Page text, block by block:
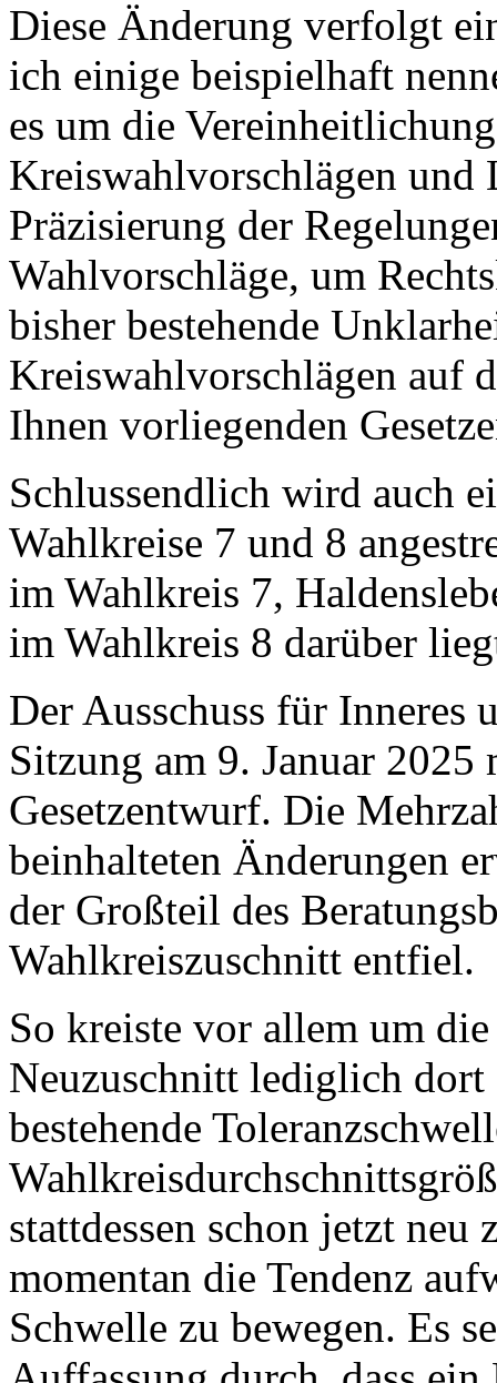
Diese Änderung verfolgt
ich einige beispielhaft
es um die
Kreiswahlvorschlägen und
Präzisierung der
Wahlvorschläge, um
bisher bestehende
Kreiswahlvorschlägen auf
Ihnen vorliegenden
Schlussendlich wird auch
Wahlkreise 7 und 8
im Wahlkreis 7,
im Wahlkreis 8 darüber
Der Ausschuss für Inneres
Sitzung am 9. Januar 2025
Gesetzentwurf. Die
beinhalteten Änderungen
der Großteil des
Wahlkreiszuschnitt entfiel.
So kreiste vor allem um
Neuzuschnitt lediglich
bestehende
stattdessen schon jetzt neu
momentan die Tendenz
Schwelle zu bewegen. Es